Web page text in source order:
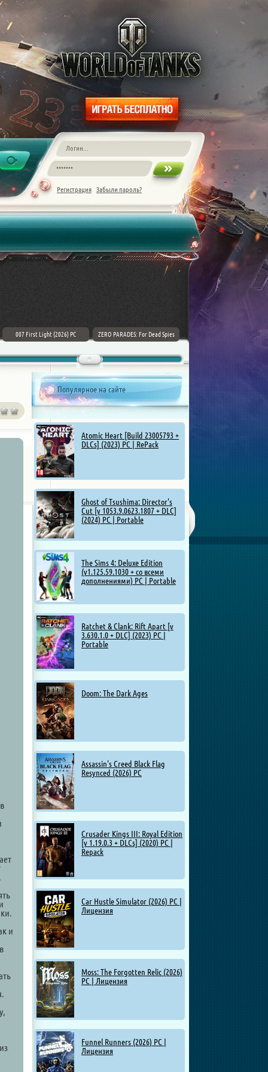
Регистрация Забыли пароль?
007 First Light (2026) PC
ZERO PARADES: For Dead Spies
Mount & Blade II: Bannerlord [v
Популярное на сайте
Atomic Heart [Build 23005793 +
DLCs] (2023) PC | RePack
Ghost of Tsushima: Director's
Cut [v 1053.9.0623.1807 + DLC]
(2024) PC | Portable
The Sims 4: Deluxe Edition
(v1.125.59.1030 + со всеми
дополнениями) PC | Portable
Ratchet & Clank: Rift Apart [v
3.630.1.0 + DLC] (2023) PC |
Portable
Doom: The Dark Ages
Assassin's Creed Black Flag
Resynced (2026) PC
Crusader Kings III: Royal Edition
[v 1.19.0.3 + DLCs] (2020) PC |
Repack
Car Hustle Simulator (2026) PC |
Лицензия
Moss: The Forgotten Relic (2026)
PC | Лицензия
Funnel Runners (2026) PC |
Лицензия
и